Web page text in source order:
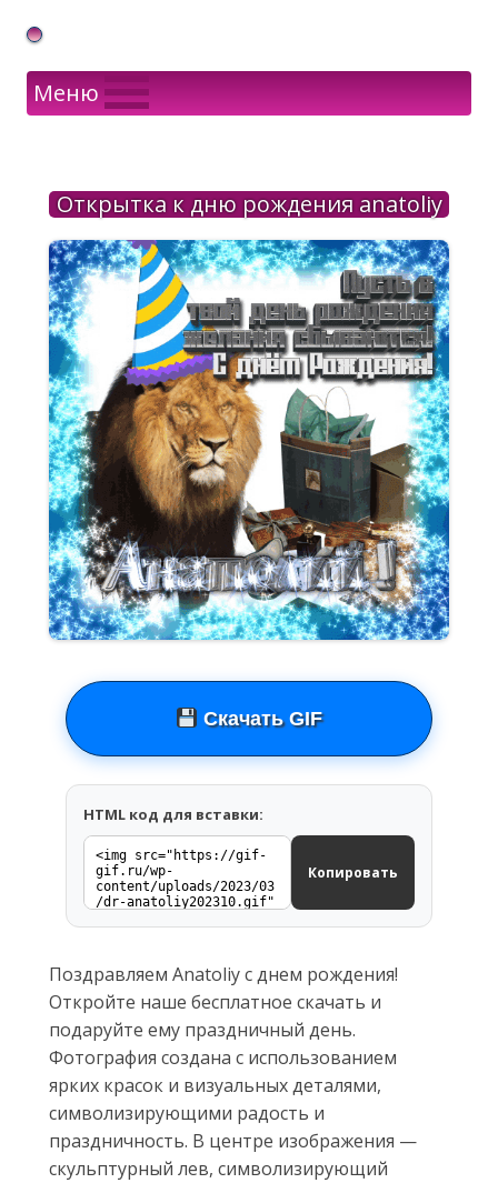
Gif Открытки в подарок
Меню
Открытка к дню рождения anatoliy
Скачать GIF
HTML код для вставки:
Копировать
Поздравляем Anatoliy с днем рождения!
Откройте наше бесплатное скачать и
подаруйте ему праздничный день.
Фотография создана с использованием
ярких красок и визуальных деталями,
символизирующими радость и
праздничность. В центре изображения —
скульптурный лев, символизирующий